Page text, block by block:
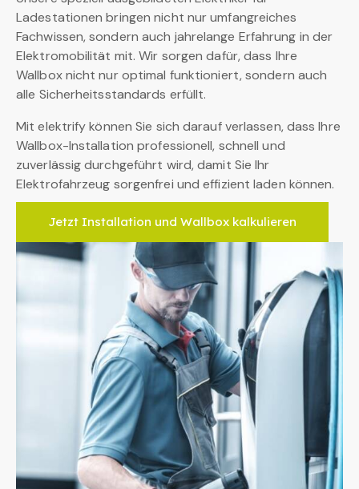
Ladestationen bringen nicht nur umfangreiches
Fachwissen, sondern auch jahrelange Erfahrung in der
Elektromobilität mit. Wir sorgen dafür, dass Ihre
Wallbox nicht nur optimal funktioniert, sondern auch
alle Sicherheitsstandards erfüllt.
Mit elektrify können Sie sich darauf verlassen, dass Ihre
Wallbox-Installation professionell, schnell und
zuverlässig durchgeführt wird, damit Sie Ihr
Elektrofahrzeug sorgenfrei und effizient laden können.
Jetzt Installation und Wallbox kalkulieren